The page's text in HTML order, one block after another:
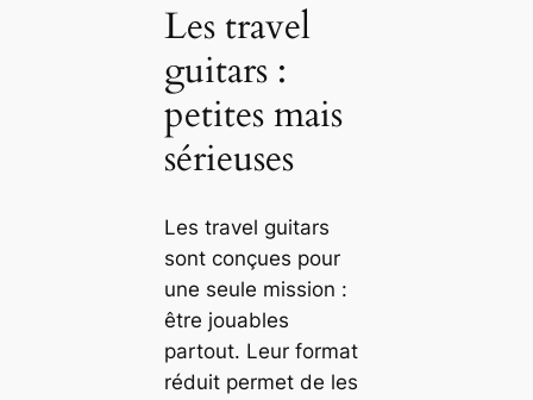
Les travel
guitars :
petites mais
sérieuses
Les travel guitars
sont conçues pour
une seule mission :
être jouables
partout. Leur format
réduit permet de les